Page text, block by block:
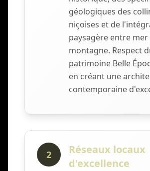
géologiques des
niçoises et de
paysagère entre mer
montagne. Respect
patrimoine Belle
en créant une
contemporaine
2
Réseaux locaux
d'excellence